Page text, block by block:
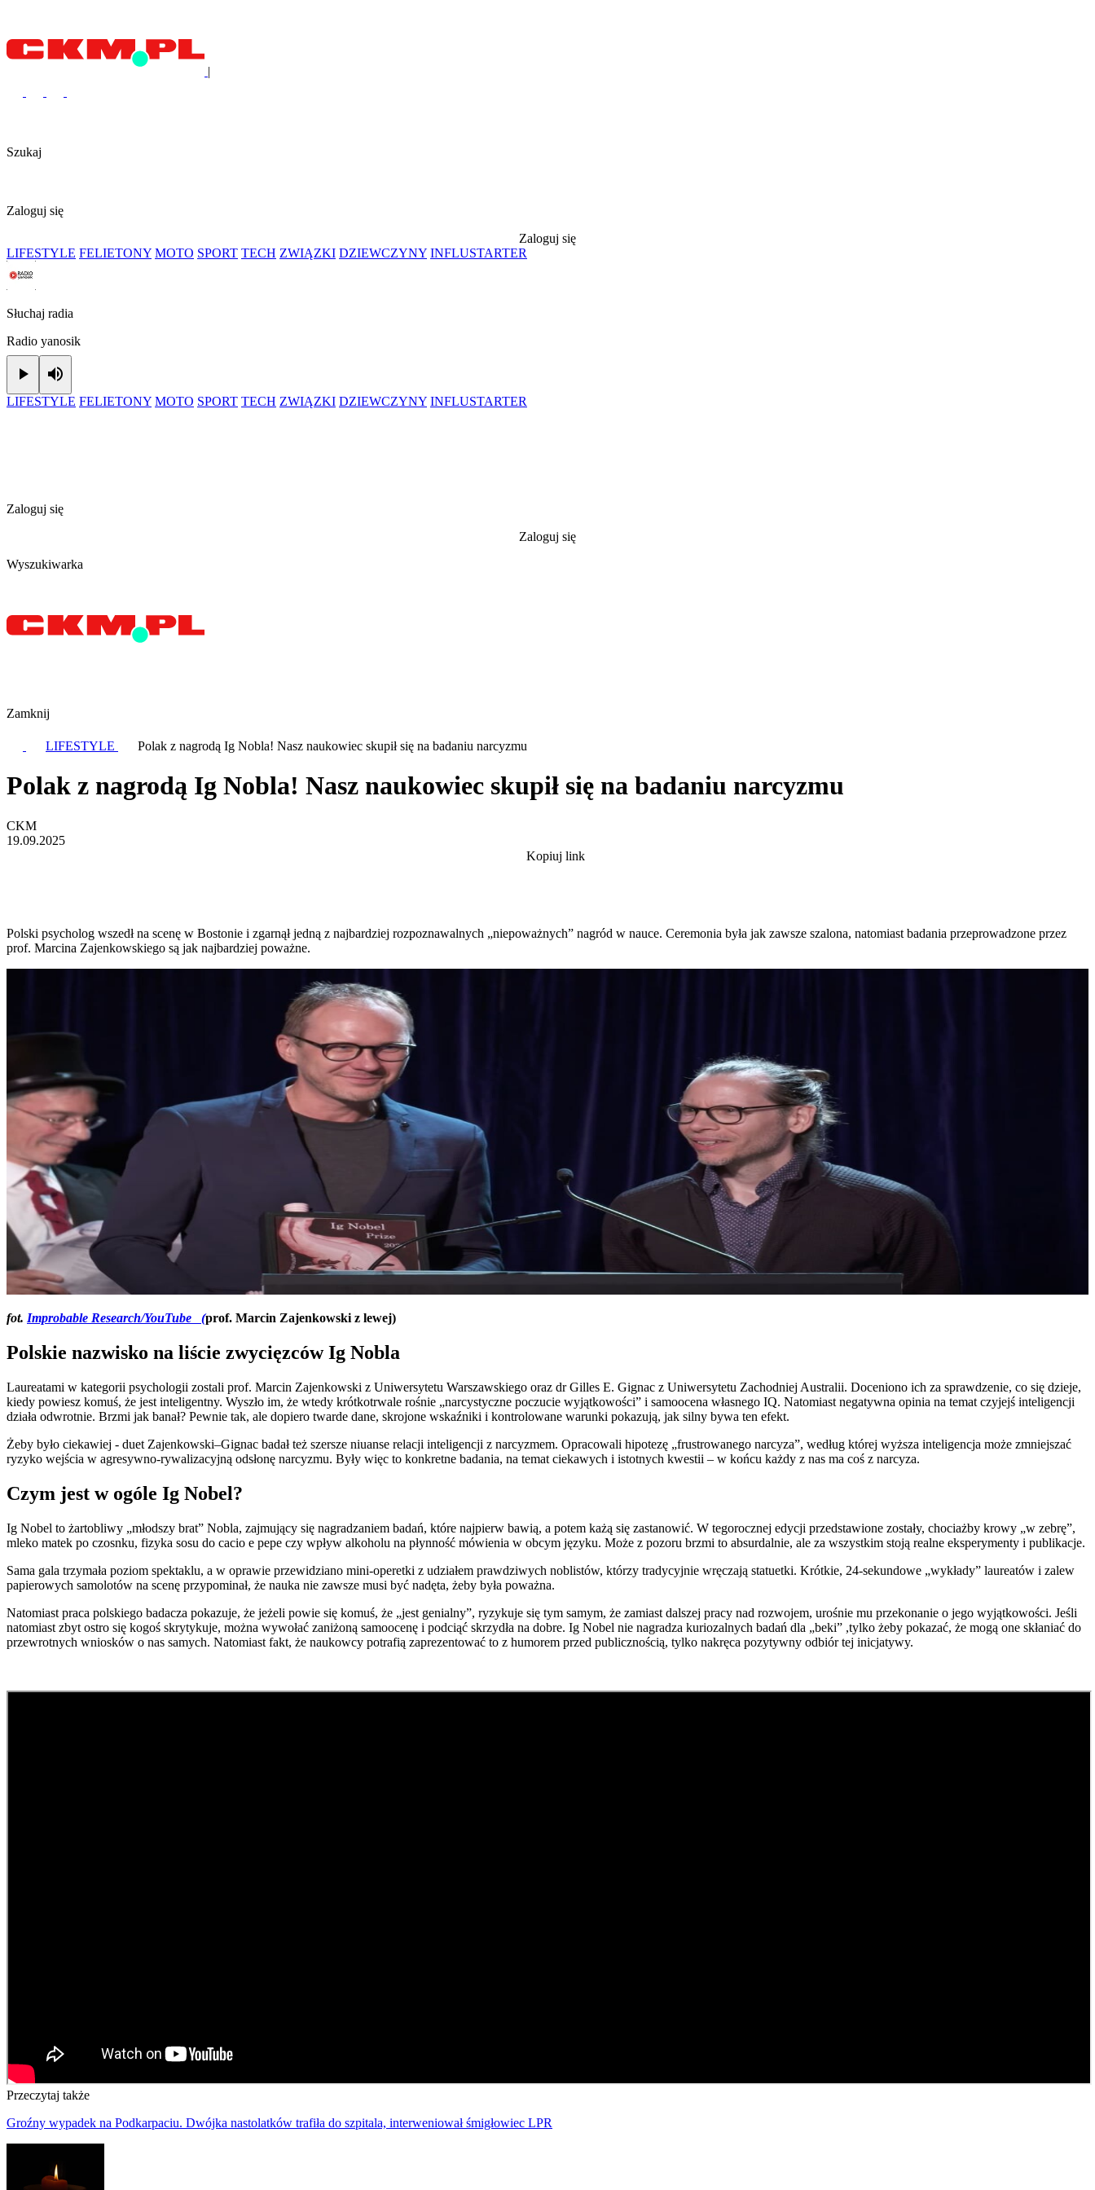
|
Szukaj
Zaloguj się
Zaloguj się
LIFESTYLE FELIETONY MOTO SPORT TECH ZWIĄZKI DZIEWCZYNY INFLUSTARTER
Słuchaj radia
Radio yanosik
Play
LIFESTYLE FELIETONY MOTO SPORT TECH ZWIĄZKI DZIEWCZYNY INFLUSTARTER
Zaloguj się
Zaloguj się
Wyszukiwarka
Zamknij
LIFESTYLE Polak z nagrodą Ig Nobla! Nasz naukowiec skupił się na badaniu narcyzmu
Polak z nagrodą Ig Nobla! Nasz naukowiec skupił się na badaniu narcyzmu
CKM
19.09.2025
Kopiuj link
Polski psycholog wszedł na scenę w Bostonie i zgarnął jedną z najbardziej rozpoznawalnych „niepoważnych” nagród w nauce. Ceremonia była jak zawsze szalona, natomiast badania przeprowadzone przez
prof. Marcina Zajenkowskiego są jak najbardziej poważne.
fot. Improbable Research/YouTube (prof. Marcin Zajenkowski z lewej)
Polskie nazwisko na liście zwycięzców Ig Nobla
Laureatami w kategorii psychologii zostali prof. Marcin Zajenkowski z Uniwersytetu Warszawskiego oraz dr Gilles E. Gignac z Uniwersytetu Zachodniej Australii. Doceniono ich za sprawdzenie, co się dzieje,
kiedy powiesz komuś, że jest inteligentny. Wyszło im, że wtedy krótkotrwale rośnie „narcystyczne poczucie wyjątkowości” i samoocena własnego IQ. Natomiast negatywna opinia na temat czyjejś inteligencji
działa odwrotnie. Brzmi jak banał? Pewnie tak, ale dopiero twarde dane, skrojone wskaźniki i kontrolowane warunki pokazują, jak silny bywa ten efekt.
Żeby było ciekawiej - duet Zajenkowski–Gignac badał też szersze niuanse relacji inteligencji z narcyzmem. Opracowali hipotezę „frustrowanego narcyza”, według której wyższa inteligencja może zmniejszać
ryzyko wejścia w agresywno-rywalizacyjną odsłonę narcyzmu. Były więc to konkretne badania, na temat ciekawych i istotnych kwestii – w końcu każdy z nas ma coś z narcyza.
Czym jest w ogóle Ig Nobel?
Ig Nobel to żartobliwy „młodszy brat” Nobla, zajmujący się nagradzaniem badań, które najpierw bawią, a potem każą się zastanowić. W tegorocznej edycji przedstawione zostały, chociażby krowy „w zebrę”,
mleko matek po czosnku, fizyka sosu do cacio e pepe czy wpływ alkoholu na płynność mówienia w obcym języku. Może z pozoru brzmi to absurdalnie, ale za wszystkim stoją realne eksperymenty i publikacje.
Sama gala trzymała poziom spektaklu, a w oprawie przewidziano mini-operetki z udziałem prawdziwych noblistów, którzy tradycyjnie wręczają statuetki. Krótkie, 24-sekundowe „wykłady” laureatów i zalew
papierowych samolotów na scenę przypominał, że nauka nie zawsze musi być nadęta, żeby była poważna.
Natomiast praca polskiego badacza pokazuje, że jeżeli powie się komuś, że „jest genialny”, ryzykuje się tym samym, że zamiast dalszej pracy nad rozwojem, urośnie mu przekonanie o jego wyjątkowości. Jeśli
natomiast zbyt ostro się kogoś skrytykuje, można wywołać zaniżoną samoocenę i podciąć skrzydła na dobre. Ig Nobel nie nagradza kuriozalnych badań dla „beki” ,tylko żeby pokazać, że mogą one skłaniać do
przewrotnych wniosków o nas samych. Natomiast fakt, że naukowcy potrafią zaprezentować to z humorem przed publicznością, tylko nakręca pozytywny odbiór tej inicjatywy.
Przeczytaj także
Groźny wypadek na Podkarpaciu. Dwójka nastolatków trafiła do szpitala, interweniował śmigłowiec LPR